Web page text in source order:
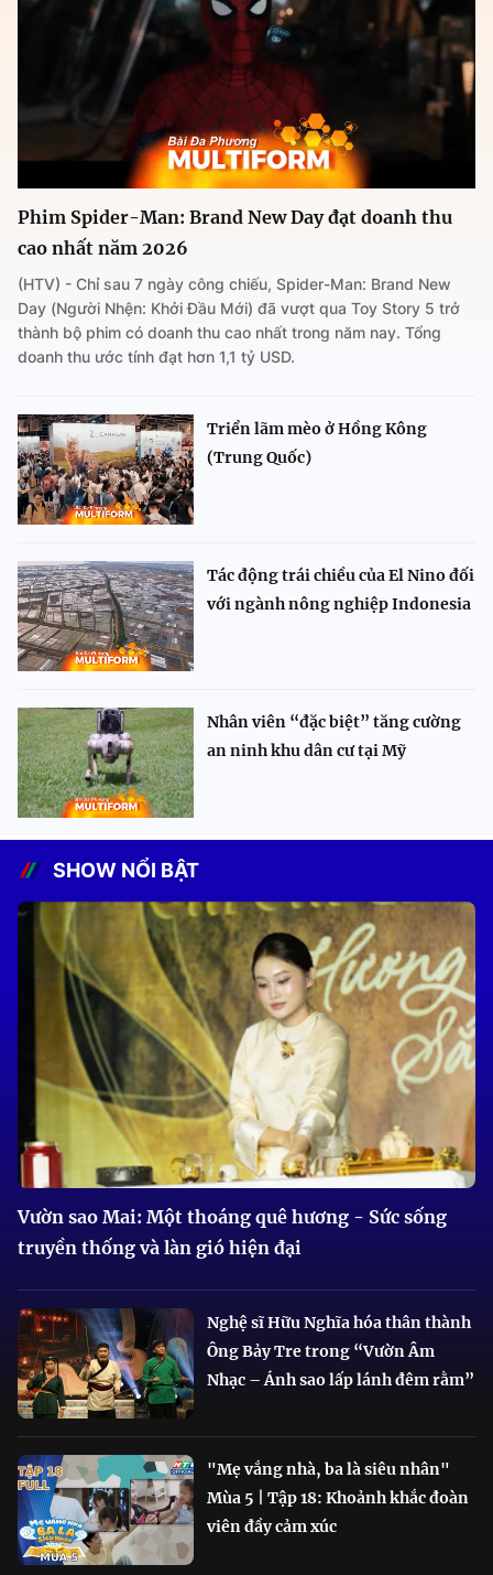
Phim Spider-Man: Brand New Day đạt doanh thu
cao nhất năm 2026
(HTV) - Chỉ sau 7 ngày công chiếu, Spider-Man: Brand New
Day (Người Nhện: Khởi Đầu Mới) đã vượt qua Toy Story 5 trở
thành bộ phim có doanh thu cao nhất trong năm nay. Tổng
doanh thu ước tính đạt hơn 1,1 tỷ USD.
Triển lãm mèo ở Hồng Kông
(Trung Quốc)
Tác động trái chiều của El Nino đối
với ngành nông nghiệp Indonesia
Nhân viên “đặc biệt” tăng cường
an ninh khu dân cư tại Mỹ
SHOW NỔI BẬT
Vườn sao Mai: Một thoáng quê hương - Sức sống
truyền thống và làn gió hiện đại
Nghệ sĩ Hữu Nghĩa hóa thân thành
Ông Bảy Tre trong “Vườn Âm
Nhạc – Ánh sao lấp lánh đêm rằm”
"Mẹ vắng nhà, ba là siêu nhân"
Mùa 5 | Tập 18: Khoảnh khắc đoàn
viên đầy cảm xúc